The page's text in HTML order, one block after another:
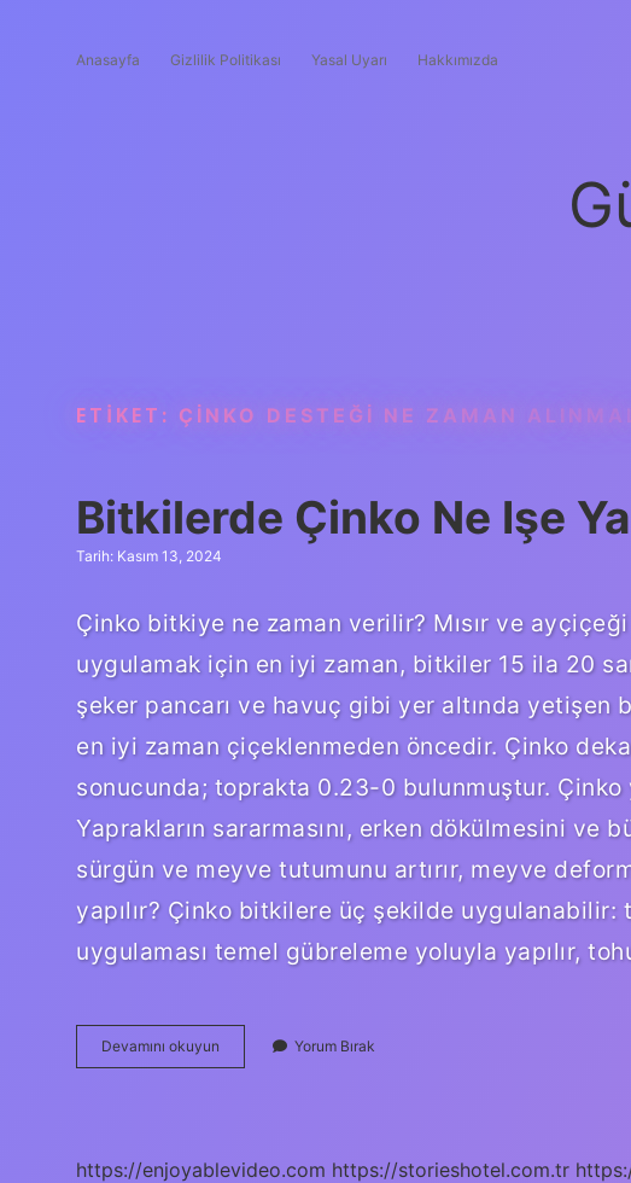
Anasayfa Gizlilik Politikası Yasal Uyarı Hakkımızda
ETIKET: ÇINKO DESTEĞI NE ZAMAN
Bitkilerde Çinko Ne Işe
Tarih: Kasım 13, 2024
Çinko bitkiye ne zaman verilir? Mısır ve
uygulamak için en iyi zaman, bitkiler 15 ila 20
şeker pancarı ve havuç gibi yer altında
en iyi zaman çiçeklenmeden öncedir. Çinko
sonucunda; toprakta 0.23-0 bulunmuştur.
Yaprakların sararmasını, erken dökülmesini ve
sürgün ve meyve tutumunu artırır, meyve
yapılır? Çinko bitkilere üç şekilde
uygulaması temel gübreleme yoluyla yapılır,
Devamını okuyun Bitkilerde
Çinko
Yorum Bırak
https://enjoyablevideo.com https://storieshotel.com.tr